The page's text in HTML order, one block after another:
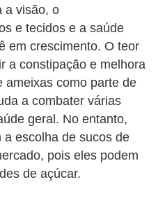
a visão, o
e tecidos e a saúde
em crescimento. O teor
a constipação e melhora
ameixas como parte de
a combater várias
geral. No entanto,
escolha de sucos de
pois eles podem
de açúcar.